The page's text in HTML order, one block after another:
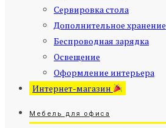
Сервировка стола
Дополнительное хранение
Беспроводная зарядка
Освещение
Оформление интерьера
Интернет-магазин
Мебель для офиса